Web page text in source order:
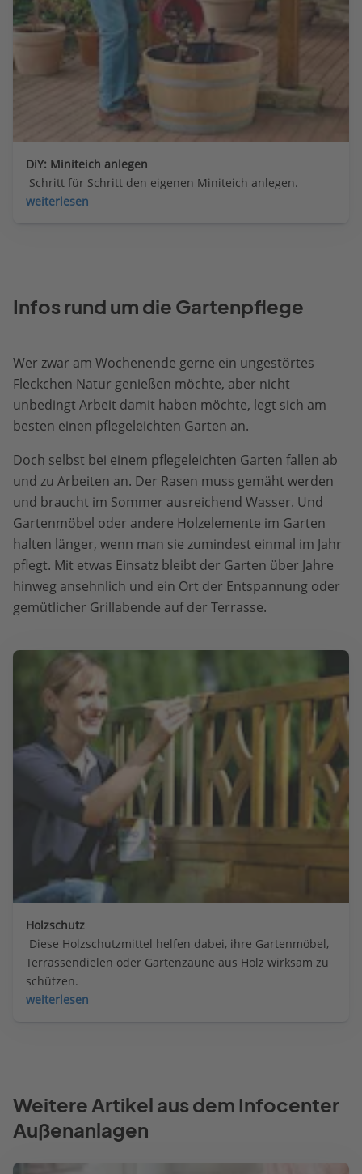
DiY: Miniteich anlegen
Schritt für Schritt den eigenen Miniteich anlegen.
weiterlesen
Infos rund um die Gartenpflege
Wer zwar am Wochenende gerne ein ungestörtes
Fleckchen Natur genießen möchte, aber nicht
unbedingt Arbeit damit haben möchte, legt sich am
besten einen pflegeleichten Garten an.
Doch selbst bei einem pflegeleichten Garten fallen ab
und zu Arbeiten an. Der Rasen muss gemäht werden
und braucht im Sommer ausreichend Wasser. Und
Gartenmöbel oder andere Holzelemente im Garten
halten länger, wenn man sie zumindest einmal im Jahr
pflegt. Mit etwas Einsatz bleibt der Garten über Jahre
hinweg ansehnlich und ein Ort der Entspannung oder
gemütlicher Grillabende auf der Terrasse.
Holzschutz
Diese Holzschutzmittel helfen dabei, ihre Gartenmöbel,
Terrassendielen oder Gartenzäune aus Holz wirksam zu
schützen.
weiterlesen
Weitere Artikel aus dem Infocenter
Außenanlagen